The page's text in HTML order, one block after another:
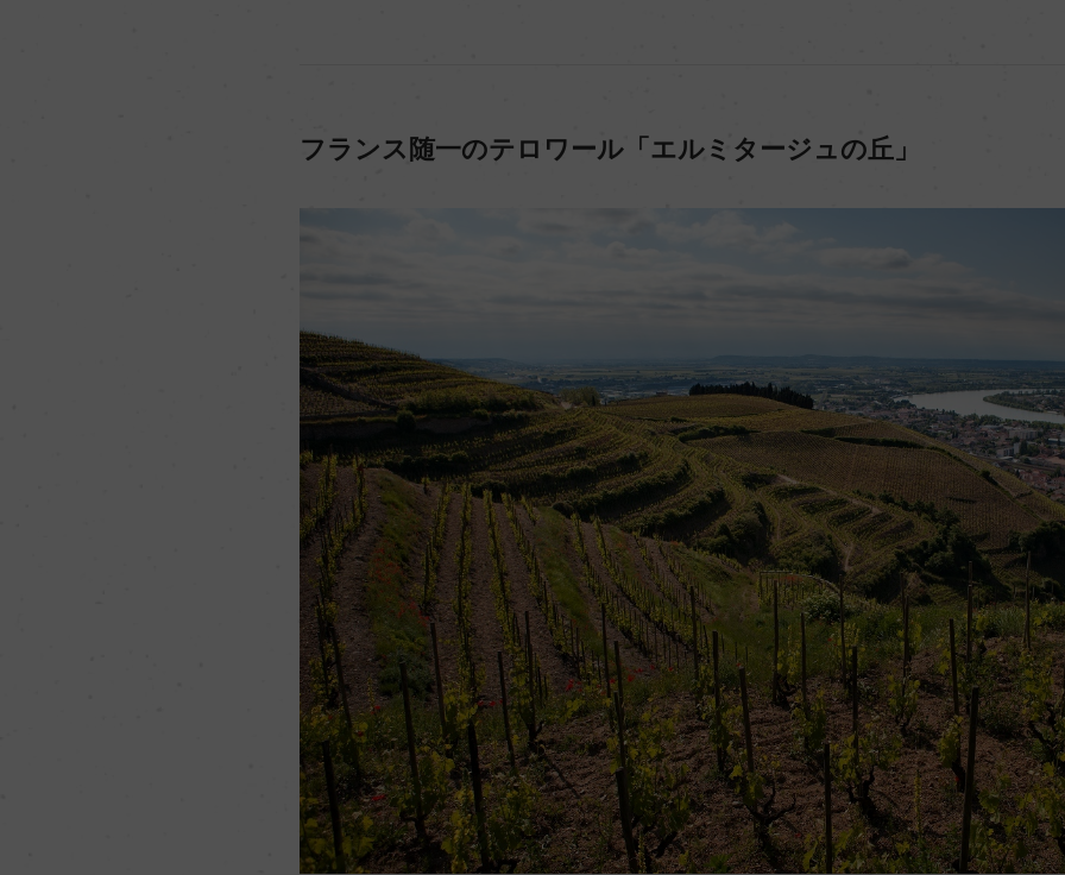
フランス随一のテロワール「エルミタージュの丘」